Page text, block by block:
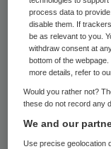
miljoen euro,
multi-
miljoen euro.
Ook
best. Zo
process data to
disable them. If
be as relevant to you.
withdraw consent at
bottom of the
more details, refer to
Would you rather not?
these do not record any
We and our
Use precise geolocation